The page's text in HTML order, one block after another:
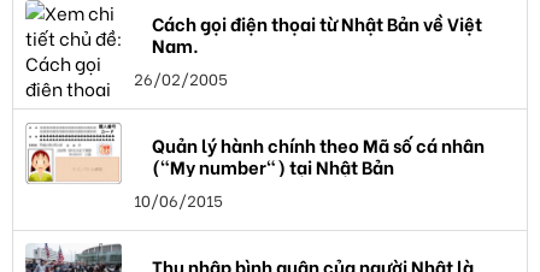
Cách gọi điện thọai từ Nhật Bản về Việt
Nam.
26/02/2005
Quản lý hành chính theo Mã số cá nhân
("My number") tại Nhật Bản
10/06/2015
Thu nhập bình quân của người Nhật là